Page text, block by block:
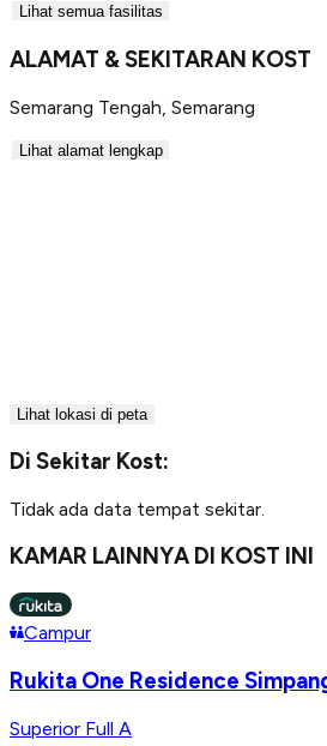
Lihat semua fasilitas
ALAMAT & SEKITARAN KOST
Semarang Tengah Semarang
Lihat alamat lengkap
Lihat lokasi di peta
Di Sekitar Kost:
Tidak ada data tempat sekitar.
KAMAR LAINNYA DI KOST INI
Campur
Rukita One Residence
Superior Full A